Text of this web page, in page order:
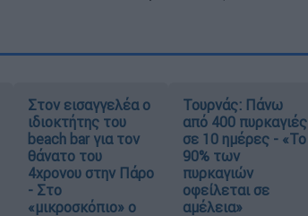
Στον εισαγγελέα ο
ιδιοκτήτης του
beach bar για τον
θάνατο του
4χρονου στην Πάρο
- Στο
«μικροσκόπιο» ο
Τουρνάς: Πάνω
από 400 πυρκαγιές
σε 10 ημέρες - «Το
90% των
πυρκαγιών
οφείλεται σε
αμέλεια»